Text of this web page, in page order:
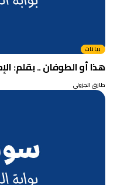
بيانات
هذا أو الطوفان .. بقلم:
طارق الجزولي